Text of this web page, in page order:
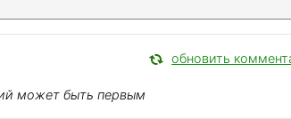
обновить
может быть первым